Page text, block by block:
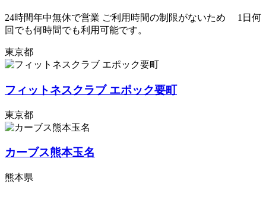
24時間年中無休で営業 ご利用時間の制限がないため 1日何
回でも何時間でも利用可能です。
東京都
フィットネスクラブ エポック要町
東京都
カーブス熊本玉名
熊本県